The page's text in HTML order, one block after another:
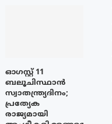
ഓഗസ്റ്റ് 11
ബലൂചിസ്ഥാൻ
സ്വാതന്ത്ര്യദിനം;
പ്രത്യേക
രാജ്യമായി